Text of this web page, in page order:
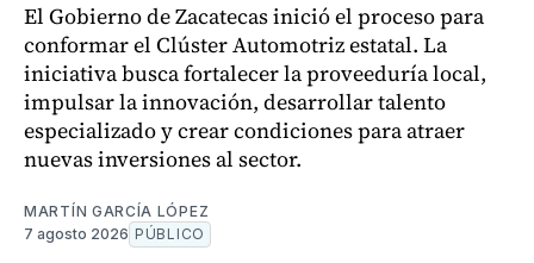
El Gobierno de Zacatecas inició el proceso para
conformar el Clúster Automotriz estatal. La
iniciativa busca fortalecer la proveeduría local,
impulsar la innovación, desarrollar talento
especializado y crear condiciones para atraer
nuevas inversiones al sector.
MARTÍN GARCÍA LÓPEZ
7 agosto 2026 PÚBLICO